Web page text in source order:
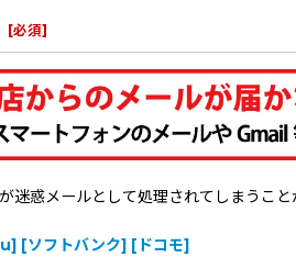
[必須]
迷惑メールとして処理されてしまうこ
[ソフトバンク] [ドコモ]